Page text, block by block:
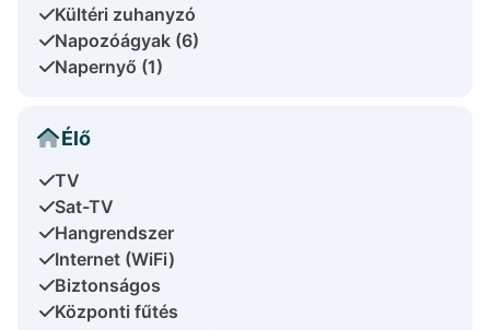
Kültéri zuhanyzó
Napozóágyak (6)
Napernyő (1)
Élő
TV
Sat-TV
Hangrendszer
Internet (WiFi)
Biztonságos
Központi fűtés